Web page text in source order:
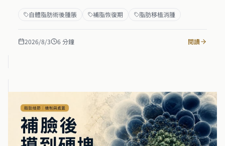
四週逐漸改善，但三個月脂肪存活穩定後才是最終結果。取
加上消腫期的照護和微創取脂技術的影響，是讓術後焦慮降
自體脂肪術後腫脹 補脂恢復期 脂肪移植消腫
2026/8/3 6 分鐘 閱讀